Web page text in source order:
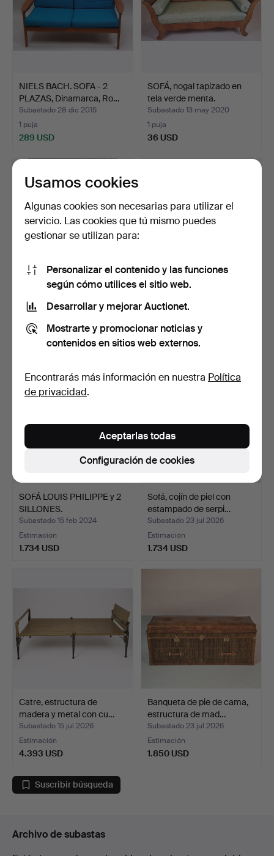
NIELS BACH. SOFA - 2
PLAZAS, Dinamarca, Ro…
Subastado 28 dic 2015
1 puja
289 USD
SOFÁ, nogal tapizado en
tela verde menta.
Subastado 13 may 2020
1 puja
36 USD
GRUPO DE ASIENTOS - 3
partes: sofá y 2 sil…
Estimación
919 USD
Sofá de diseño JOOP! en
piel auténtica, ta…
Estimación
2.543 USD
SOFÁ LOUIS PHILIPPE y 2
SILLONES.
Subastado 15 feb 2024
Estimación
1.734 USD
Sofá, cojín de piel con
estampado de serpi…
Subastado 23 jul 2026
Estimación
1.734 USD
Catre, estructura de
madera y metal con cu…
Subastado 15 jul 2026
Estimación
4.393 USD
Banqueta de pie de cama,
estructura de mad…
Subastado 23 jul 2026
Estimación
1.850 USD
Suscribir búsqueda
Archivo de subastas
Usamos cookies
Algunas cookies son necesarias para utilizar el
servicio. Las cookies que tú mismo puedes
gestionar se utilizan para:
Personalizar el contenido y las funciones
según cómo utilices el sitio web.
Desarrollar y mejorar Auctionet.
Mostrarte y promocionar noticias y
contenidos en sitios web externos.
Encontrarás más información en nuestra Política
de privacidad.
Configuración de cookies
Aceptarlas todas